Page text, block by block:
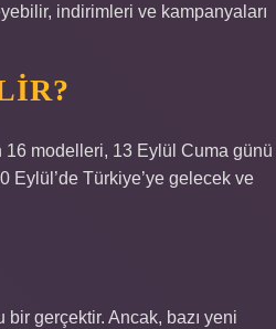
indirimleri ve kampanyaları
modelleri, 13 Eylül Cuma günü
Eylül’de Türkiye’ye gelecek ve
bir gerçektir. Ancak, bazı yeni